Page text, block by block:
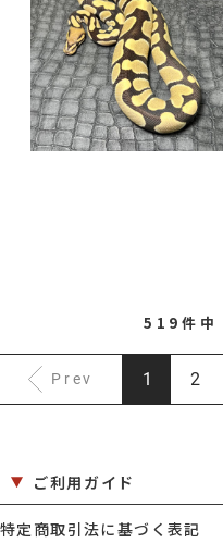
519件中
Prev 1 2
ご利用ガイド
特定商取引法に基づく表記